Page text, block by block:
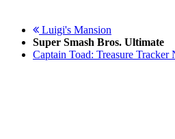
Luigi's Mansion
Super Smash Bros. Ultimate
Captain Toad: Treasure Tracker